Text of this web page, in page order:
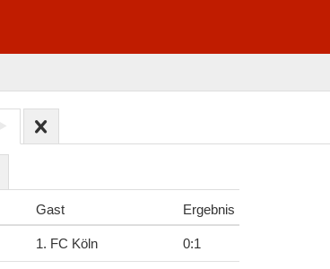
Gast Ergebnis
1. FC Köln 0:1